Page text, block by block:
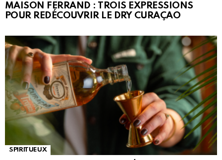
MAISON FERRAND : TROIS EXPRESSIONS
POUR REDÉCOUVRIR LE DRY CURAÇAO
SPIRITUEUX